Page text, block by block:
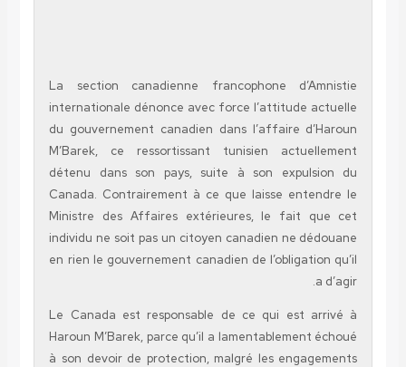
La section canadienne francophone
internationale dénonce avec force l’attitude
du gouvernement canadien dans l’affaire
M’Barek, ce ressortissant tunisien
détenu dans son pays, suite à son
Canada. Contrairement à ce que laisse
Ministre des Affaires extérieures, le fait
individu ne soit pas un citoyen canadien ne
en rien le gouvernement canadien de
Le Canada est responsable de ce qui est
Haroun M’Barek, parce qu’il a lamentablement
à son devoir de protection, malgré les